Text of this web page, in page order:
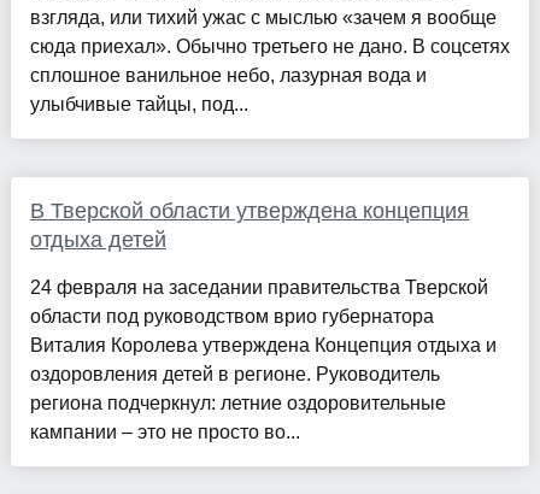
взгляда, или тихий ужас с мыслью «зачем я вообще
сюда приехал». Обычно третьего не дано. В соцсетях
сплошное ванильное небо, лазурная вода и
улыбчивые тайцы, под...
В Тверской области утверждена концепция
отдыха детей
24 февраля на заседании правительства Тверской
области под руководством врио губернатора
Виталия Королева утверждена Концепция отдыха и
оздоровления детей в регионе. Руководитель
региона подчеркнул: летние оздоровительные
кампании – это не просто во...